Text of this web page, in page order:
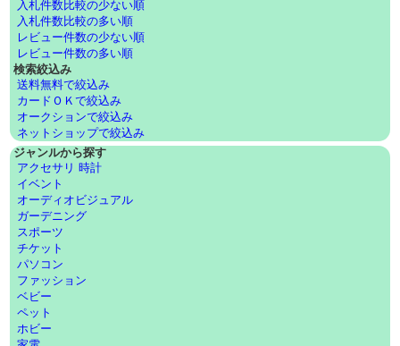
入札件数比較の少ない順
入札件数比較の多い順
レビュー件数の少ない順
レビュー件数の多い順
検索絞込み
送料無料で絞込み
カードＯＫで絞込み
オークションで絞込み
ネットショップで絞込み
ジャンルから探す
アクセサリ 時計
イベント
オーディオビジュアル
ガーデニング
スポーツ
チケット
パソコン
ファッション
ベビー
ペット
ホビー